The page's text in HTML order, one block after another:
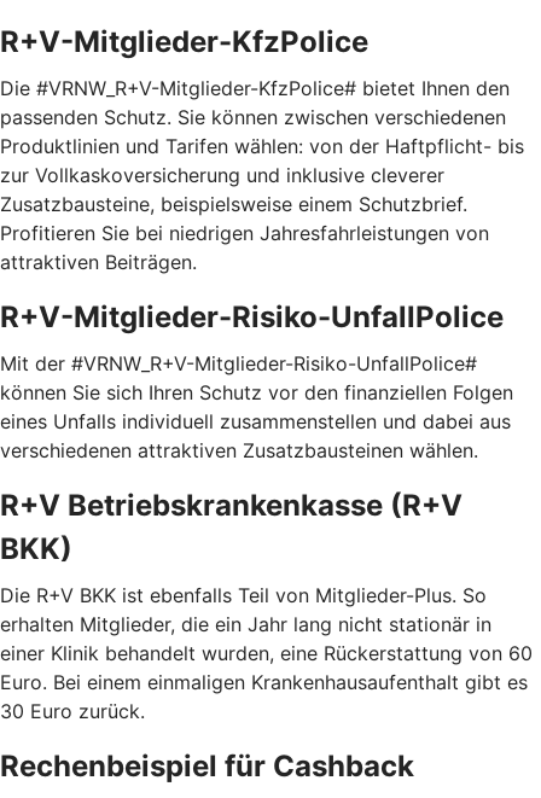
R+V-Mitglieder-KfzPolice
Die #VRNW_R+V-Mitglieder-KfzPolice# bietet Ihnen den
passenden Schutz. Sie können zwischen verschiedenen
Produktlinien und Tarifen wählen: von der Haftpflicht- bis
zur Vollkaskoversicherung und inklusive cleverer
Zusatzbausteine, beispielsweise einem Schutzbrief.
Profitieren Sie bei niedrigen Jahresfahrleistungen von
attraktiven Beiträgen.
R+V-Mitglieder-Risiko-UnfallPolice
Mit der #VRNW_R+V-Mitglieder-Risiko-UnfallPolice#
können Sie sich Ihren Schutz vor den finanziellen Folgen
eines Unfalls individuell zusammenstellen und dabei aus
verschiedenen attraktiven Zusatzbausteinen wählen.
R+V Betriebskrankenkasse (R+V
BKK)
Die R+V BKK ist ebenfalls Teil von Mitglieder-Plus. So
erhalten Mitglieder, die ein Jahr lang nicht stationär in
einer Klinik behandelt wurden, eine Rückerstattung von 60
Euro. Bei einem einmaligen Krankenhausaufenthalt gibt es
30 Euro zurück.
Rechenbeispiel für Cashback